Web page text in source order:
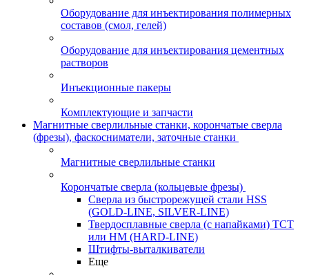
Оборудование для инъектирования полимерных
составов (смол, гелей)
Оборудование для инъектирования цементных
растворов
Инъекционные пакеры
Комплектующие и запчасти
Магнитные сверлильные станки, корончатые сверла
(фрезы), фаскосниматели, заточные станки
Магнитные сверлильные станки
Корончатые сверла (кольцевые фрезы)
Сверла из быстрорежущей стали HSS
(GOLD-LINE, SILVER-LINE)
Твердосплавные сверла (с напайками) ТСТ
или HM (HARD-LINE)
Штифты-выталкиватели
Еще